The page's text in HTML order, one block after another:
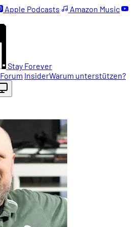
Apple Podcasts
Amazon Music
Stay Forever
Forum InsiderWarum unterstützen?